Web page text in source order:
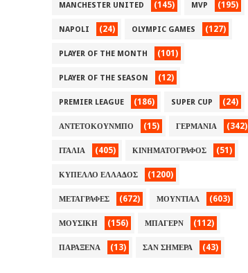
MANCHESTER UNITED (145) MVP (195)
NAPOLI (24) OLYMPIC GAMES (127)
PLAYER OF THE MONTH (101)
PLAYER OF THE SEASON (12)
PREMIER LEAGUE (186) SUPER CUP (24)
ΑΝΤΕΤΟΚΟΥΝΜΠΟ (15) ΓΕΡΜΑΝΙΑ (342)
ΙΤΑΛΙΑ (405) ΚΙΝΗΜΑΤΟΓΡΑΦΟΣ (51)
ΚΥΠΕΛΛΟ ΕΛΛΑΔΟΣ (1200)
ΜΕΤΑΓΡΑΦΕΣ (672) ΜΟΥΝΤΙΑΛ (603)
ΜΟΥΣΙΚΗ (156) ΜΠΑΓΕΡΝ (112)
ΠΑΡΑΞΕΝΑ (13) ΣΑΝ ΣΗΜΕΡΑ (43)